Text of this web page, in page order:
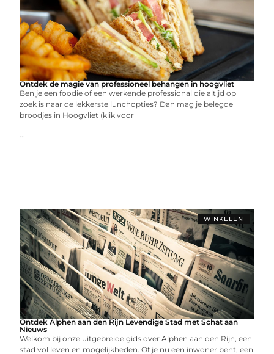
Ontdek de magie van professioneel behangen in hoogvliet
Ben je een foodie of een werkende professional die altijd op
zoek is naar de lekkerste lunchopties? Dan mag je belegde
broodjes in Hoogvliet (klik voor
...
WINKELEN
Ontdek Alphen aan den Rijn Levendige Stad met Schat aan
Nieuws
Welkom bij onze uitgebreide gids over Alphen aan den Rijn, een
stad vol leven en mogelijkheden. Of je nu een inwoner bent, een